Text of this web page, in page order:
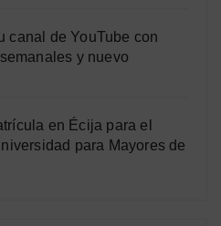
canal de YouTube con
y nuevo
en Écija para el
para Mayores de